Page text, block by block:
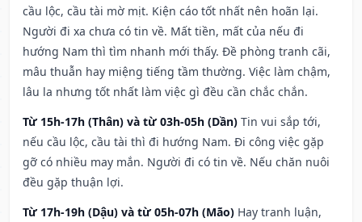
cầu lộc, cầu tài mờ mịt. Kiện cáo tốt nhất nên hoãn lại.
Người đi xa chưa có tin về. Mất tiền, mất của nếu đi
hướng Nam thì tìm nhanh mới thấy. Đề phòng tranh cãi,
mâu thuẫn hay miệng tiếng tầm thường. Việc làm chậm,
lâu la nhưng tốt nhất làm việc gì đều cần chắc chắn.
Từ 15h-17h (Thân) và từ 03h-05h (Dần) Tin vui sắp tới,
nếu cầu lộc, cầu tài thì đi hướng Nam. Đi công việc gặp
gỡ có nhiều may mắn. Người đi có tin về. Nếu chăn nuôi
đều gặp thuận lợi.
Từ 17h-19h (Dậu) và từ 05h-07h (Mão) Hay tranh luận,